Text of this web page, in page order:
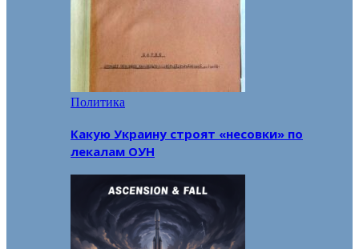
Политика
Какую Украину строят «несовки» по
лекалам ОУН